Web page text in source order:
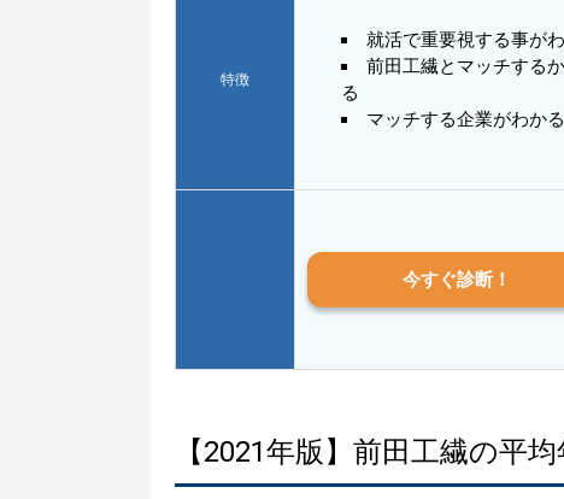
特徴
就活で重要視する事が
前田工繊とマッチする
る
マッチする企業がわかる
今すぐ診断！
【2021年版】前田工繊の平